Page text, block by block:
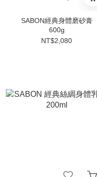
SABON經典身體磨砂膏
600g
NT$2,080